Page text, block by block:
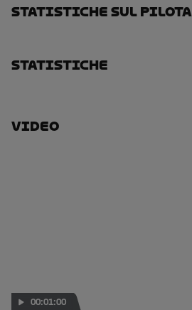
Statistiche Sul Pilota
Statistiche
Video
00:01:00